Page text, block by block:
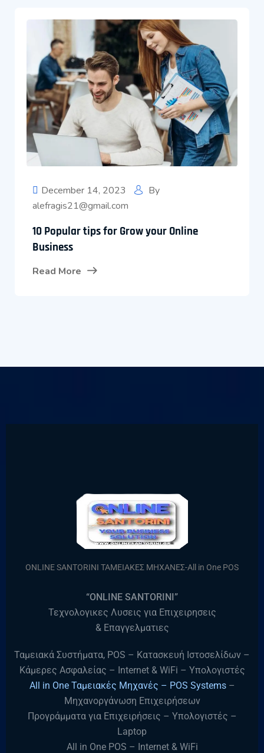
December 14, 2023
By
alefragis21@gmail.com
10 Popular tips for Grow your Online
Business
Read More
ONLINE SANTORINI ΤΑΜΕΙΑΚΕΣ ΜΗΧΑΝΕΣ-All in One POS
“ONLINE SANTORINI”
Τεχνολογικες Λυσεις για Επιχειρησεις
& Επαγγελματιες
Ταμειακά Συστήματα, POS – Κατασκευή Ιστοσελίδων –
Κάμερες Ασφαλείας – Internet & WiFi – Υπολογιστές
All in One Ταμειακές Μηχανές – POS Systems–
Μηχανοργάνωση Επιχειρήσεων
Προγράμματα για Επιχειρήσεις – Υπολογιστές –
Laptop
All in One POS – Internet & WiFi